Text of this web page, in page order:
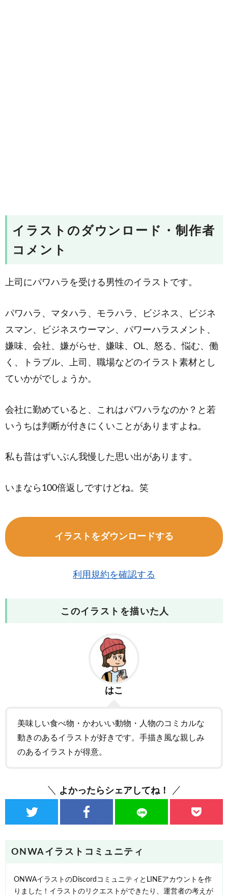
イラストのダウンロード・制作者
コメント
上司にパワハラを受ける男性のイラストです。
パワハラ、マタハラ、モラハラ、ビジネス、ビジネ
スマン、ビジネスウーマン、パワーハラスメント、
嫌味、会社、嫌がらせ、嫌味、OL、怒る、悩む、働
く、トラブル、上司、職場などのイラスト素材とし
ていかがでしょうか。
会社に勤めていると、これはパワハラなのか？と若
いうちは判断が付きにくいことがありますよね。
私も昔はずいぶん我慢した思い出があります。
いまなら100倍返しですけどね。笑
イラストをダウンロードする
利用規約を確認する
このイラストを描いた人
はこ
美味しい食べ物・かわいい動物・人物のコミカルな
動きのあるイラストが好きです。手描き風な親しみ
のあるイラストが得意。
よかったらシェアしてね！
ONWAイラストコミュニティ
ONWAイラストのDiscordコミュニティとLINEアカウントを作
りました！イラストのリクエストができたり、運営者の考えが